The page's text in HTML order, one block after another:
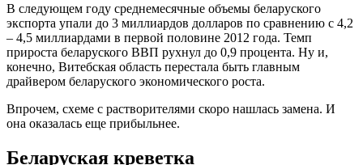
В следующем году среднемесячные объемы беларуского
экспорта упали до 3 миллиардов долларов по сравнению с 4,2
– 4,5 миллиардами в первой половине 2012 года. Темп
прироста беларуского ВВП рухнул до 0,9 процента. Ну и,
конечно, Витебская область перестала быть главным
драйвером беларуского экономического роста.
Впрочем, схеме с растворителями скоро нашлась замена. И
она оказалась еще прибыльнее.
Беларуская креветка